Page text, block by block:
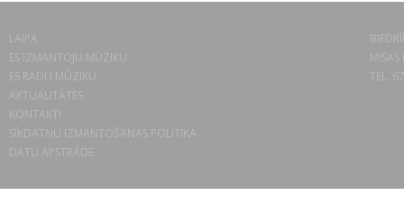
LAIPA
ES IZMANTOJU MŪZIKU
ES RADU MŪZIKU
AKTUALITĀTES
KONTAKTI
SĪKDATŅU IZMANTOŠANAS POLITIKA
DATU APSTRĀDE
TEL.